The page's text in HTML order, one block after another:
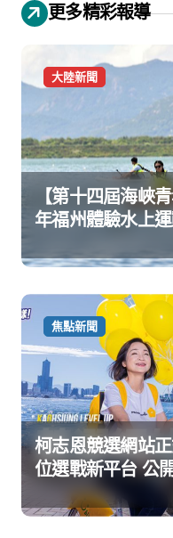
更多精彩報導
大陸新聞
【第十四屆海峽
年福州體驗水上
焦點新聞
柯志恩競選網站
位選戰新平台 公